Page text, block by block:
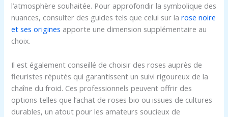
l’atmosphère souhaitée. Pour approfondir la symbolique des
nuances, consulter des guides tels que celui sur larose noire
et ses origines apporte une dimension supplémentaire au
choix.
Il est également conseillé de choisir des roses auprès de
fleuristes réputés qui garantissent un suivi rigoureux de la
chaîne du froid. Ces professionnels peuvent offrir des
options telles que l’achat de roses bio ou issues de cultures
durables, un atout pour les amateurs soucieux de